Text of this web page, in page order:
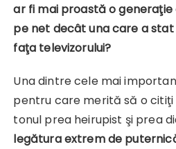
ar fi mai proastă o
pe net decât una care a
faţa televizorului?
Una dintre cele mai
pentru care merită să o citiţi
tonul prea heirupist şi prea
legătura extrem de